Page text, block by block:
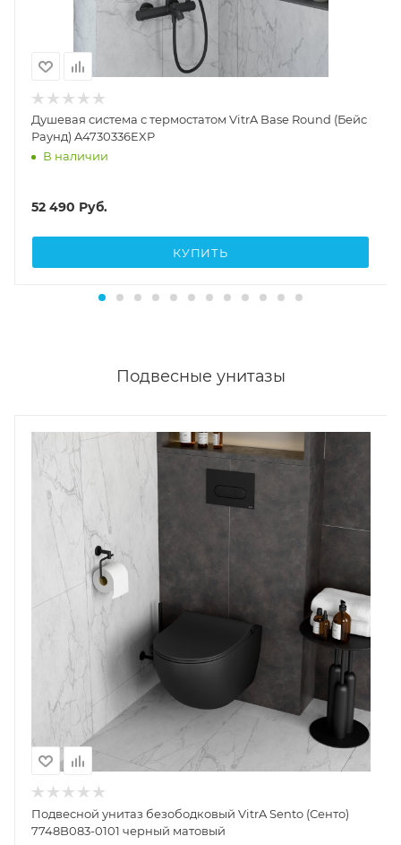
Душевая система с термостатом VitrA Base Round (Бейс
Раунд) A4730336EXP
В наличии
52 490 Руб.
КУПИТЬ
Подвесные унитазы
Подвесной унитаз безободковый VitrA Sento (Сенто)
7748B083-0101 черный матовый